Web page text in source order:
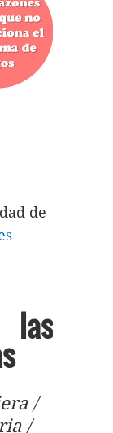
de
las
/
/